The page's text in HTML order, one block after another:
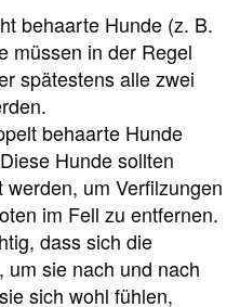
behaarte Hunde (z. B.
müssen in der Regel
spätestens alle zwei
behaarte Hunde
Hunde sollten
um Verfilzungen
im Fell zu entfernen.
dass sich die
um sie nach und nach
sich wohl fühlen,